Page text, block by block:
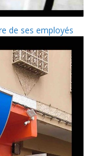
de ses employés